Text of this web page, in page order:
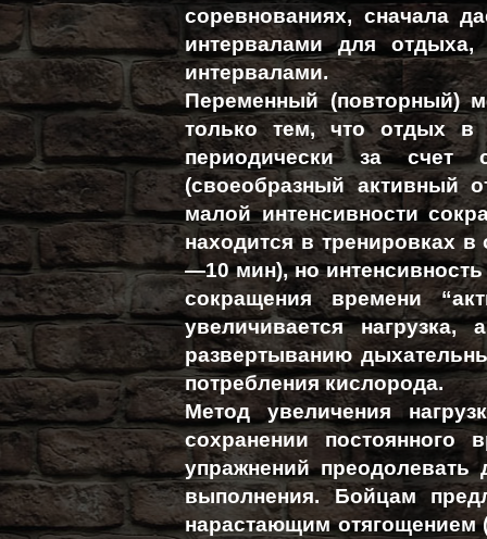
соревнованиях, сначала
интервалами для
интервалами.
Переменный (повторный)
только тем, что отдых в
периодически за счет
(своеобразный активный
малой интенсивности
находится в тренировках
—10 мин), но интенсивность
сокращения времени
увеличивается
развертыванию
потребления кислорода.
Метод увеличения
сохранении постоянного
упражнений
выполнения. Бойцам
нарастающим отягощением